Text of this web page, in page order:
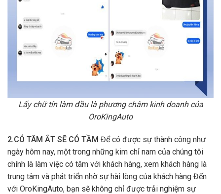
Lấy chữ tín làm đầu là phương châm kinh doanh của
OroKingAuto
2.CÓ TÂM ẮT SẼ CÓ TẦM Để có được sự thành công như
ngày hôm nay, một trong những kim chỉ nam của chúng tôi
chính là làm việc có tâm với khách hàng, xem khách hàng là
trung tâm và phát triển nhờ sự hài lòng của khách hàng Đến
với OroKingAuto, bạn sẽ không chỉ được trải nghiệm sự